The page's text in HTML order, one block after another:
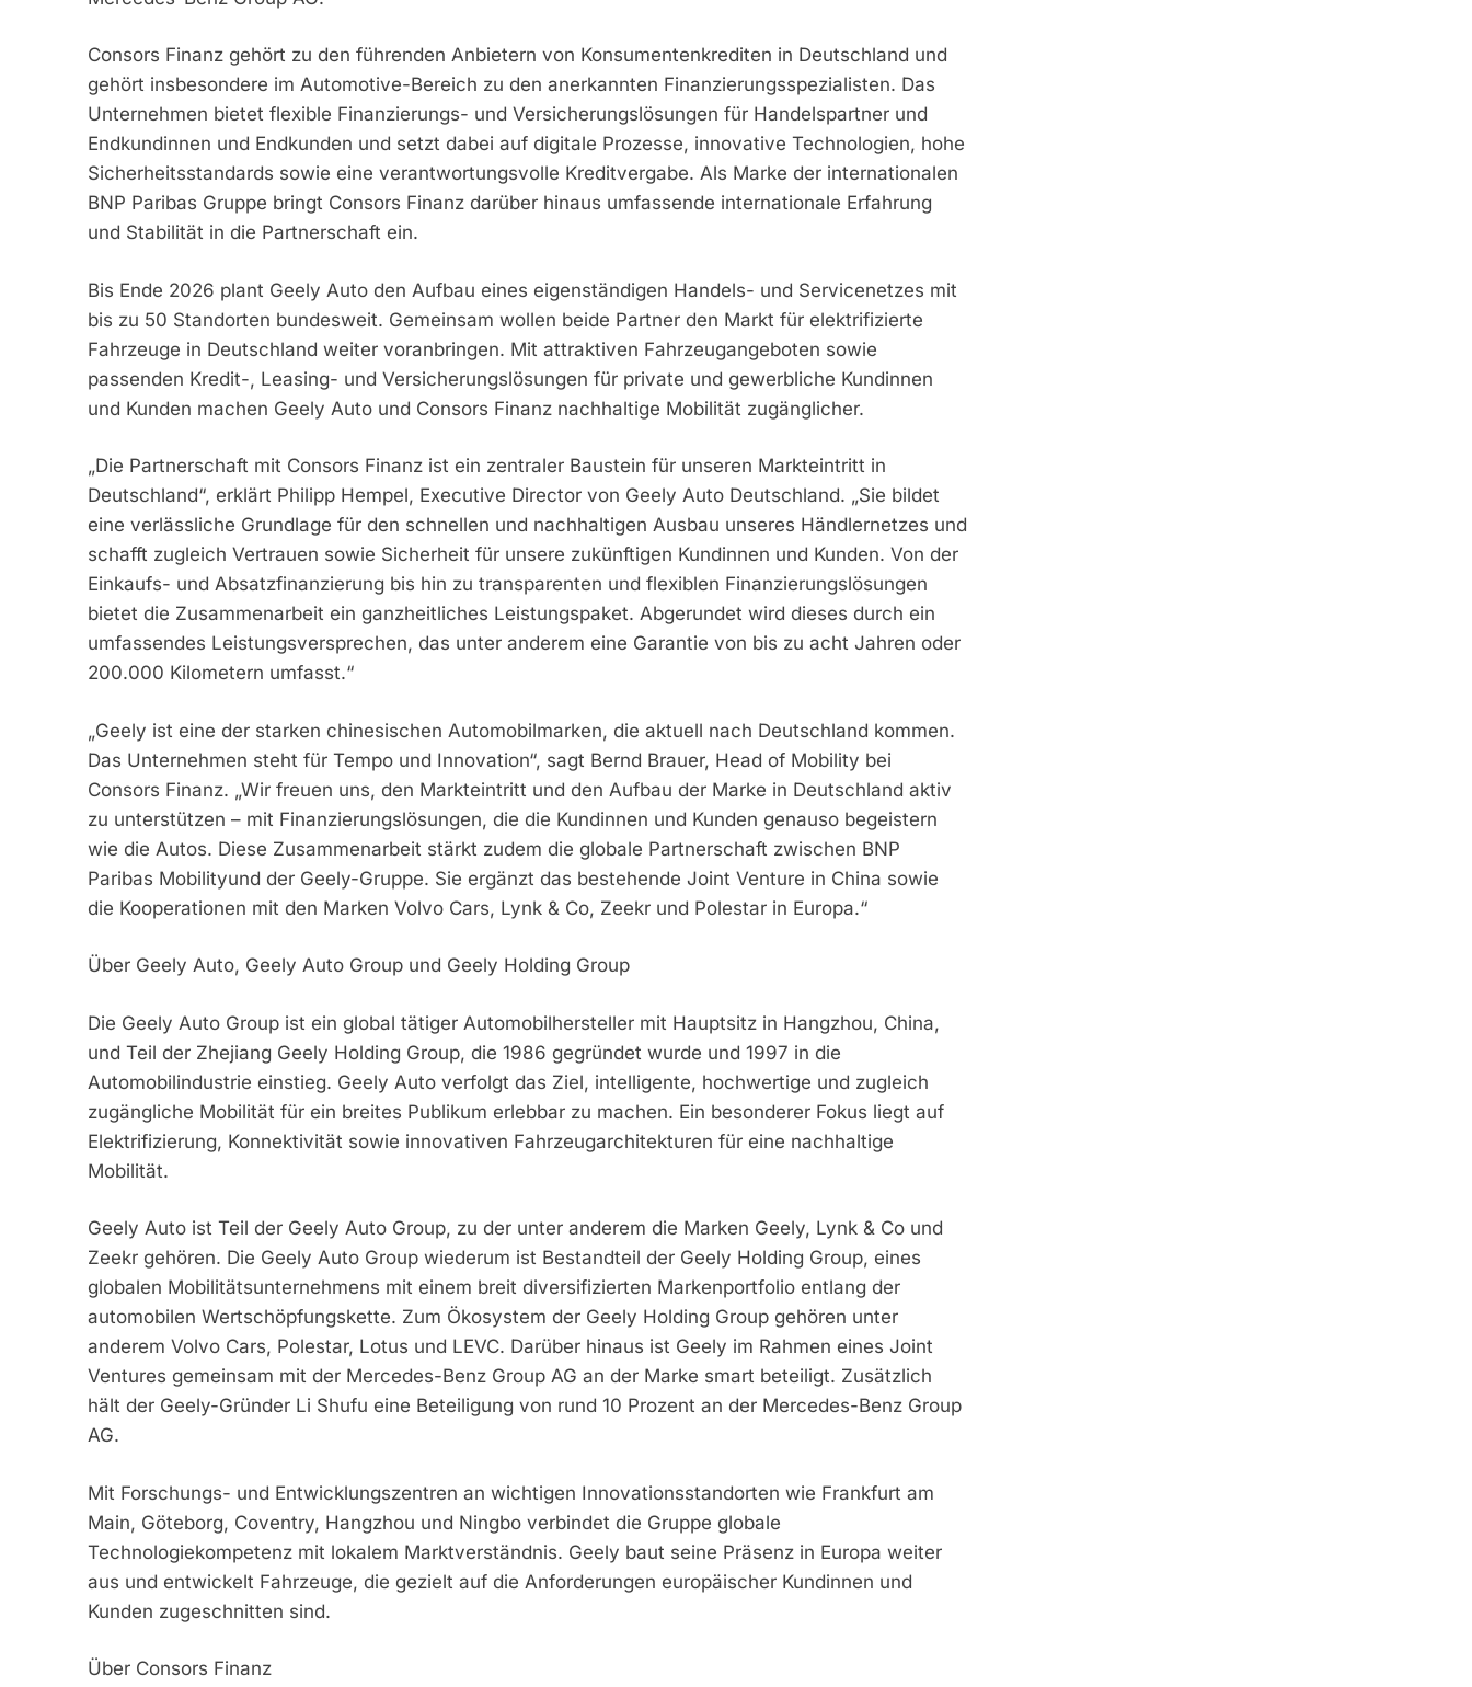
Consors Finanz gehört zu den führenden Anbietern von Konsumentenkrediten in Deutschland und
gehört insbesondere im Automotive-Bereich zu den anerkannten Finanzierungsspezialisten. Das
Unternehmen bietet flexible Finanzierungs- und Versicherungslösungen für Handelspartner und
Endkundinnen und Endkunden und setzt dabei auf digitale Prozesse, innovative Technologien, hohe
Sicherheitsstandards sowie eine verantwortungsvolle Kreditvergabe. Als Marke der internationalen
BNP Paribas Gruppe bringt Consors Finanz darüber hinaus umfassende internationale Erfahrung
und Stabilität in die Partnerschaft ein.
Bis Ende 2026 plant Geely Auto den Aufbau eines eigenständigen Handels- und Servicenetzes mit
bis zu 50 Standorten bundesweit. Gemeinsam wollen beide Partner den Markt für elektrifizierte
Fahrzeuge in Deutschland weiter voranbringen. Mit attraktiven Fahrzeugangeboten sowie
passenden Kredit-, Leasing- und Versicherungslösungen für private und gewerbliche Kundinnen
und Kunden machen Geely Auto und Consors Finanz nachhaltige Mobilität zugänglicher.
„Die Partnerschaft mit Consors Finanz ist ein zentraler Baustein für unseren Markteintritt in
Deutschland“, erklärt Philipp Hempel, Executive Director von Geely Auto Deutschland. „Sie bildet
eine verlässliche Grundlage für den schnellen und nachhaltigen Ausbau unseres Händlernetzes und
schafft zugleich Vertrauen sowie Sicherheit für unsere zukünftigen Kundinnen und Kunden. Von der
Einkaufs- und Absatzfinanzierung bis hin zu transparenten und flexiblen Finanzierungslösungen
bietet die Zusammenarbeit ein ganzheitliches Leistungspaket. Abgerundet wird dieses durch ein
umfassendes Leistungsversprechen, das unter anderem eine Garantie von bis zu acht Jahren oder
200.000 Kilometern umfasst.“
„Geely ist eine der starken chinesischen Automobilmarken, die aktuell nach Deutschland kommen.
Das Unternehmen steht für Tempo und Innovation“, sagt Bernd Brauer, Head of Mobility bei
Consors Finanz. „Wir freuen uns, den Markteintritt und den Aufbau der Marke in Deutschland aktiv
zu unterstützen – mit Finanzierungslösungen, die die Kundinnen und Kunden genauso begeistern
wie die Autos. Diese Zusammenarbeit stärkt zudem die globale Partnerschaft zwischen BNP
Paribas Mobilityund der Geely-Gruppe. Sie ergänzt das bestehende Joint Venture in China sowie
die Kooperationen mit den Marken Volvo Cars, Lynk & Co, Zeekr und Polestar in Europa.“
Über Geely Auto, Geely Auto Group und Geely Holding Group
Die Geely Auto Group ist ein global tätiger Automobilhersteller mit Hauptsitz in Hangzhou, China,
und Teil der Zhejiang Geely Holding Group, die 1986 gegründet wurde und 1997 in die
Automobilindustrie einstieg. Geely Auto verfolgt das Ziel, intelligente, hochwertige und zugleich
zugängliche Mobilität für ein breites Publikum erlebbar zu machen. Ein besonderer Fokus liegt auf
Elektrifizierung, Konnektivität sowie innovativen Fahrzeugarchitekturen für eine nachhaltige
Mobilität.
Geely Auto ist Teil der Geely Auto Group, zu der unter anderem die Marken Geely, Lynk & Co und
Zeekr gehören. Die Geely Auto Group wiederum ist Bestandteil der Geely Holding Group, eines
globalen Mobilitätsunternehmens mit einem breit diversifizierten Markenportfolio entlang der
automobilen Wertschöpfungskette. Zum Ökosystem der Geely Holding Group gehören unter
anderem Volvo Cars, Polestar, Lotus und LEVC. Darüber hinaus ist Geely im Rahmen eines Joint
Ventures gemeinsam mit der Mercedes-Benz Group AG an der Marke smart beteiligt. Zusätzlich
hält der Geely-Gründer Li Shufu eine Beteiligung von rund 10 Prozent an der Mercedes-Benz Group
AG.
Mit Forschungs- und Entwicklungszentren an wichtigen Innovationsstandorten wie Frankfurt am
Main, Göteborg, Coventry, Hangzhou und Ningbo verbindet die Gruppe globale
Technologiekompetenz mit lokalem Marktverständnis. Geely baut seine Präsenz in Europa weiter
aus und entwickelt Fahrzeuge, die gezielt auf die Anforderungen europäischer Kundinnen und
Kunden zugeschnitten sind.
Über Consors Finanz